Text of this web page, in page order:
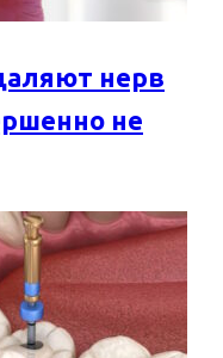
нерв
не